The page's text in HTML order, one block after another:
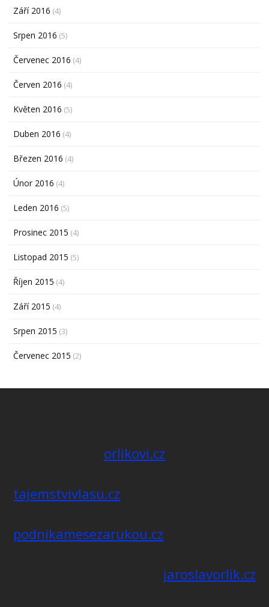
Září 2016 (4)
Srpen 2016 (5)
Červenec 2016 (4)
Červen 2016 (4)
Květen 2016 (5)
Duben 2016 (4)
Březen 2016 (4)
Únor 2016 (4)
Leden 2016 (5)
Prosinec 2015 (4)
Listopad 2015 (5)
Říjen 2015 (4)
Září 2015 (4)
Srpen 2015 (3)
Červenec 2015 (2)
orlikovi.cz
tajemstvivlasu.cz
podnikamesezarukou.cz
jaroslavorlik.cz